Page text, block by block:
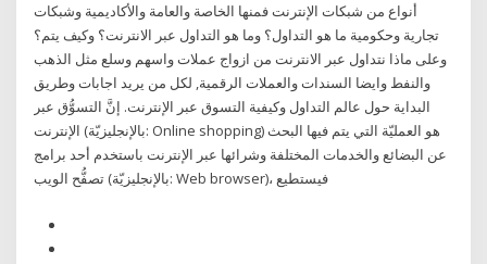
أنواع من شبكات الإنترنت فمنها الخاصة والعامة والأكاديمية وشبكات
تجارية وحكومية ما هو التداول؟ وما هو التداول عبر الانترنت؟ وكيف يتم؟
وعلى ماذا نتداول عبر الانترنت من ازواج عملات واسهم وسلع مثل الذهب
والنفط وايضا السندات والعملات الرقمية, لكل من يريد اجابات وطريق
البداية حول عالم التداول وكيفية التسوق عبر الإنترنت. إنَّ التسوُّق عبر
الإنترنت (بالإنجليزيّة: Online shopping) هو العمليّة التي يتم فيها البحث
عن البضائع والخدمات المختلفة وشرائها عبر الإنترنت باستخدم أحد برامج
تصفُّح الويب (بالإنجليزيّة: Web browser)، فيستطيع